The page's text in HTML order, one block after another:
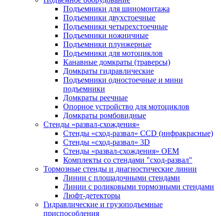
Подъемники для шиномонтажа
Подъемники двухстоечные
Подъемники четырехстоечные
Подъемники ножничные
Подъемники плунжерные
Подъемники для мотоциклов
Канавные домкраты (траверсы)
Домкраты гидравлические
Подъемники одностоечные и мини
подъемники
Домкраты реечные
Опорное устройство для мотоциклов
Домкраты ромбовидные
Стенды «развал-схождения»
Стенды «сход-развал» CCD (инфракрасные)
Стенды «сход-развал» 3D
Стенды «развал-схождения» ОЕМ
Комплекты со стендами "сход-развал"
Тормозные стенды и диагностические линии
Линии с площадочными стендами
Линии с роликовыми тормозными стендами
Люфт-детекторы
Гидравлические и грузоподъемные
приспособления